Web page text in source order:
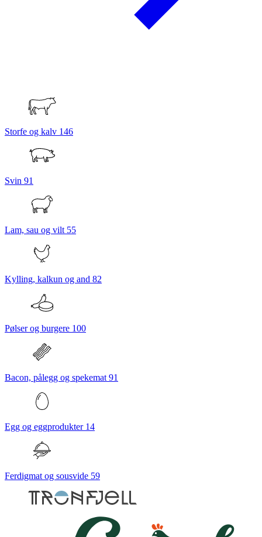
Storfe og kalv 146
Svin 91
Lam, sau og vilt 55
Kylling, kalkun og and 82
Pølser og burgere 100
Bacon, pålegg og spekemat 91
Egg og eggprodukter 14
Ferdigmat og sousvide 59